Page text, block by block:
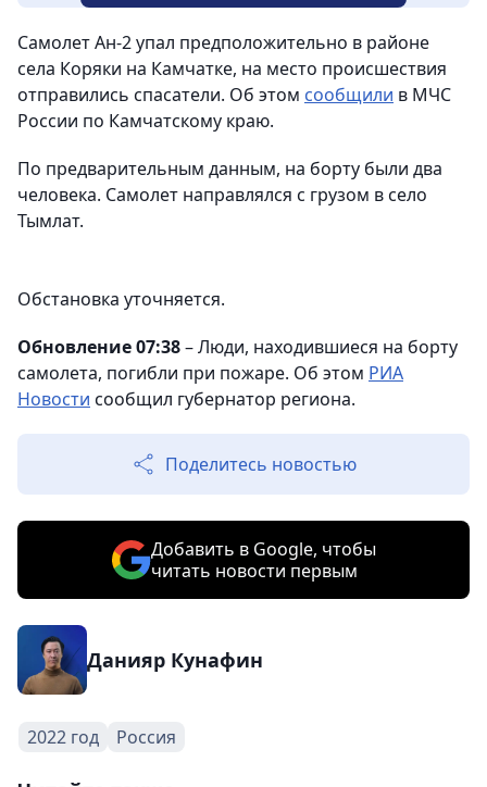
Самолет Ан-2 упал предположительно в районе
села Коряки на Камчатке, на место происшествия
отправились спасатели. Об этом сообщили в МЧС
России по Камчатскому краю.
По предварительным данным, на борту были два
человека. Самолет направлялся с грузом в село
Тымлат.
Обстановка уточняется.
Обновление 07:38–Люди, находившиеся на борту
самолета, погибли при пожаре. Об этом РИА
Новости сообщил губернатор региона.
Поделитесь новостью
Добавить в Google, чтобы
читать новости первым
Данияр Кунафин
2022 год Россия